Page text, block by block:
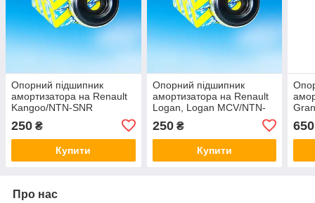
Опорний підшипник
амортизатора на Renault
Kangoo/NTN-SNR
250 ₴
Купити
Опорний підшипник
амортизатора на Renault
Logan, Logan MCV/NTN-
SNR (Франція) M255.04
250₴
Купити
650
Про нас